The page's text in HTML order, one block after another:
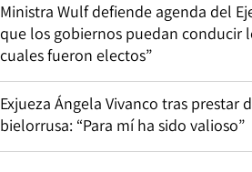
Ministra Wulf defiende agenda del
que los gobiernos puedan conducir
cuales fueron electos”
Exjueza Ángela Vivanco tras prestar
bielorrusa: “Para mí ha sido valioso”